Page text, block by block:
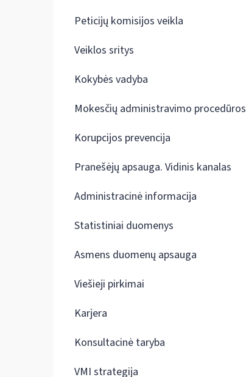
Peticijų komisijos veikla
Veiklos sritys
Kokybės vadyba
Mokesčių administravimo procedūros
Korupcijos prevencija
Pranešėjų apsauga. Vidinis kanalas
Administracinė informacija
Statistiniai duomenys
Asmens duomenų apsauga
Viešieji pirkimai
Karjera
Konsultacinė taryba
VMI strategija